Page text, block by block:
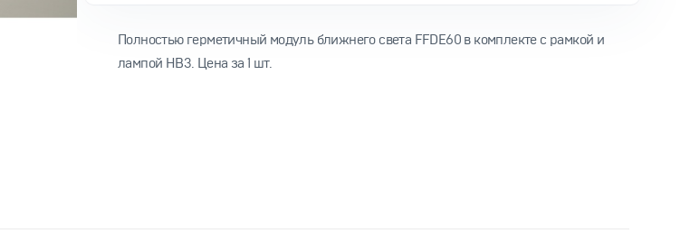
Полностью герметичный модуль ближнего света FFDE60 в комплекте с рамкой и
лампой HB3. Цена за 1 шт.